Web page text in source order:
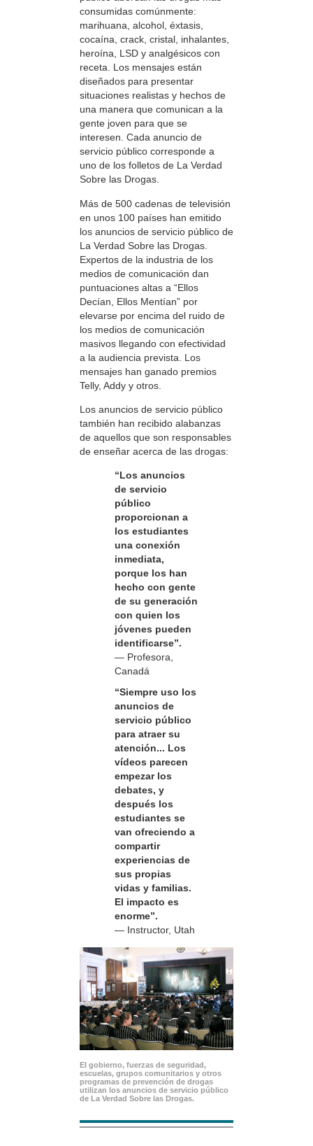
consumidas comúnmente:
marihuana, alcohol, éxtasis,
cocaína, crack, cristal, inhalantes,
heroína, LSD y analgésicos con
receta. Los mensajes están
diseñados para presentar
situaciones realistas y hechos de
una manera que comunican a la
gente joven para que se
interesen. Cada anuncio de
servicio público corresponde a
uno de los folletos de La Verdad
Sobre las Drogas.
Más de 500 cadenas de televisión
en unos 100 países han emitido
los anuncios de servicio público de
La Verdad Sobre las Drogas.
Expertos de la industria de los
medios de comunicación dan
puntuaciones altas a “Ellos
Decían, Ellos Mentían” por
elevarse por encima del ruido de
los medios de comunicación
masivos llegando con efectividad
a la audiencia prevista. Los
mensajes han ganado premios
Telly, Addy y otros.
Los anuncios de servicio público
también han recibido alabanzas
de aquellos que son responsables
de enseñar acerca de las drogas:
“Los anuncios
de servicio
público
proporcionan a
los estudiantes
una conexión
inmediata,
porque los han
hecho con gente
de su generación
con quien los
jóvenes pueden
identificarse”.
— Profesora,
Canadá
“Siempre uso los
anuncios de
servicio público
para atraer su
atención... Los
vídeos parecen
empezar los
debates, y
después los
estudiantes se
van ofreciendo a
compartir
experiencias de
sus propias
vidas y familias.
El impacto es
enorme”.
— Instructor, Utah
El gobierno, fuerzas de seguridad,
escuelas, grupos comunitarios y otros
programas de prevención de drogas
utilizan los anuncios de servicio público
de La Verdad Sobre las Drogas.